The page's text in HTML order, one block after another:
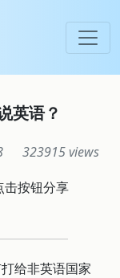
英语？
323915 views
击按钮分享
给非英语国家